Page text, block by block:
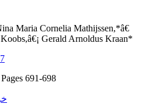
Maria Cornelia Mathijssen,*â€
Gerald Arnoldus Kraan*
691-698